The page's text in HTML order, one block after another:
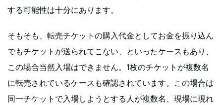
する可能性は十分にあります。
そもそも、転売チケットの購入代金としてお金を振り込ん
でもチケットが送られてこない、といったケースもあり、
この場合当然入場はできません。1枚のチケットが複数名
に転売されているケースも確認されています。この場合は
同一チケットで入場しようとする人が複数名、現場に現れ